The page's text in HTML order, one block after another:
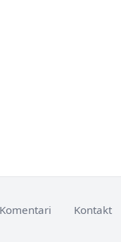
Komentari Kontakt